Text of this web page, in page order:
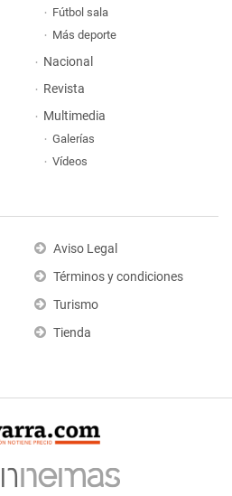
Fútbol sala
Más deporte
Nacional
Revista
Multimedia
Galerías
Vídeos
Aviso Legal
Términos y condiciones
Turismo
Tienda